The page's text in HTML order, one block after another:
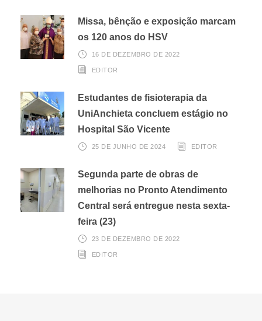
Missa, bênção e exposição marcam
os 120 anos do HSV
16 DE DEZEMBRO DE 2022
EDITOR
Estudantes de fisioterapia da
UniAnchieta concluem estágio no
Hospital São Vicente
25 DE JUNHO DE 2024 EDITOR
Segunda parte de obras de
melhorias no Pronto Atendimento
Central será entregue nesta sexta-
feira (23)
23 DE DEZEMBRO DE 2022
EDITOR